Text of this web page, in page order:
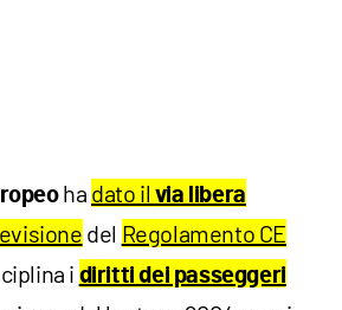
ha dato il via libera
del Regolamento CE
i diritti dei passeggeri